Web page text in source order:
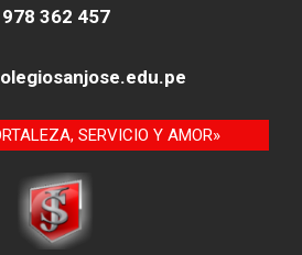
362 457
SERVICIO Y AMOR»